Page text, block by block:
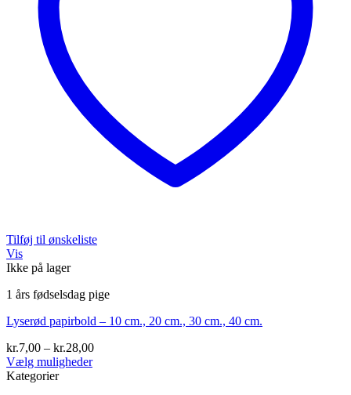
Tilføj til ønskeliste
Vis
Ikke på lager
1 års fødselsdag pige
Lyserød papirbold – 10 cm., 20 cm., 30 cm., 40 cm.
kr.7,00 – kr.28,00Prisinterval:
Vælg muligheder
Dette
Kategorier